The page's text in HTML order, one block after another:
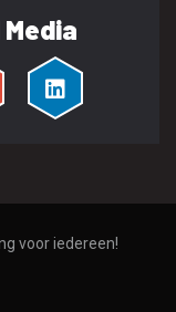
voor iedereen!